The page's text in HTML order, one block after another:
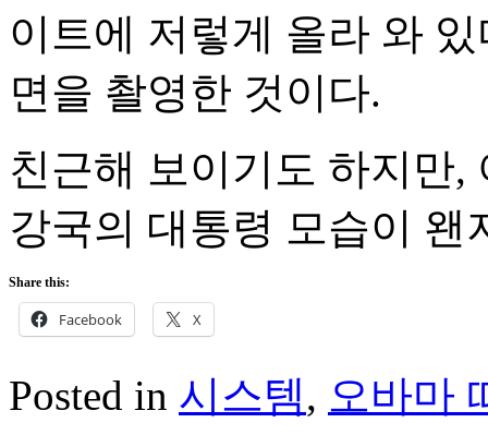
이트에 저렇게 올라 와
면을 촬영한 것이다.
친근해 보이기도 하지만,
강국의 대통령 모습이 왠
Share this:
Facebook X
Posted in 시스템, 오바마